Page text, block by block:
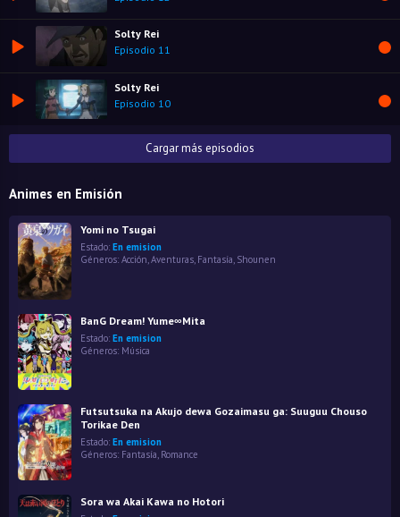
Solty Rei
Episodio 11
Solty Rei
Episodio 10
Cargar más episodios
Animes en Emisión
Yomi no Tsugai
Estado: En emision
Géneros: Acción,Aventuras, Fantasía, Shounen
BanG Dream! Yume∞Mita
Estado: En emision
Géneros: Música
Futsutsuka na Akujo dewa Gozaimasu ga: Suuguu Chouso
Torikae Den
Estado: En emision
Géneros: Fantasía, Romance
Sora wa Akai Kawa no Hotori